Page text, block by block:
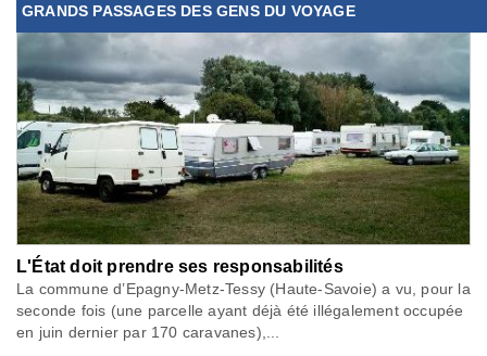
GRANDS PASSAGES DES GENS DU VOYAGE
L'État doit prendre ses responsabilités
La commune d’Epagny-Metz-Tessy (Haute-Savoie) a vu, pour la
seconde fois (une parcelle ayant déjà été illégalement occupée
en juin dernier par 170 caravanes),...